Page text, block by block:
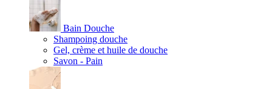
Bain Douche
Shampoing douche
Gel, crème et huile de douche
Savon - Pain